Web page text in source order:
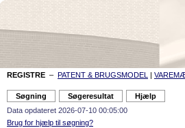
REGISTRE – PATENT & BRUGSMODEL |
Data opdateret 2026-07-10 00:05:00
Brug for hjælp til søgning?